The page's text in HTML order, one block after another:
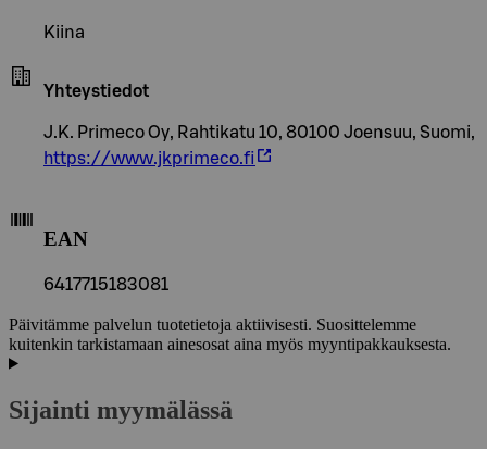
Kiina
Yhteystiedot
J.K. Primeco Oy, Rahtikatu 10, 80100 Joensuu, Suomi,
https://www.jkprimeco.fi
EAN
6417715183081
Päivitämme palvelun tuotetietoja aktiivisesti. Suosittelemme
kuitenkin tarkistamaan ainesosat aina myös myyntipakkauksesta.
Sijainti myymälässä